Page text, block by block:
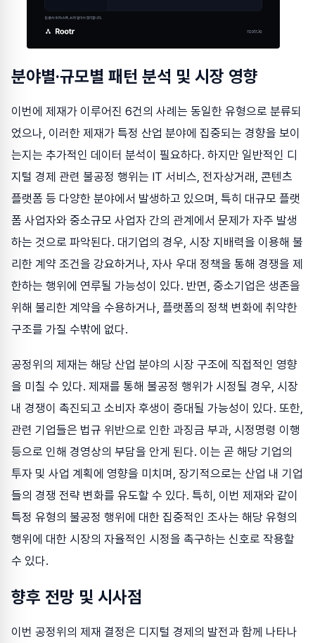
분야별·규모별 패턴 분석 및 시장 영향
이번에 제재가 이루어진 6건의 사례는 동일한 유형으로 분류되
었으나, 이러한 제재가 특정 산업 분야에 집중되는 경향을 보이
는지는 추가적인 데이터 분석이 필요하다. 하지만 일반적인 디
지털 경제 관련 불공정 행위는 IT 서비스, 전자상거래, 콘텐츠
플랫폼 등 다양한 분야에서 발생하고 있으며, 특히 대규모 플랫
폼 사업자와 중소규모 사업자 간의 관계에서 문제가 자주 발생
하는 것으로 파악된다. 대기업의 경우, 시장 지배력을 이용해 불
리한 계약 조건을 강요하거나, 자사 우대 정책을 통해 경쟁을 제
한하는 행위에 연루될 가능성이 있다. 반면, 중소기업은 생존을
위해 불리한 계약을 수용하거나, 플랫폼의 정책 변화에 취약한
구조를 가질 수밖에 없다.
공정위의 제재는 해당 산업 분야의 시장 구조에 직접적인 영향
을 미칠 수 있다. 제재를 통해 불공정 행위가 시정될 경우, 시장
내 경쟁이 촉진되고 소비자 후생이 증대될 가능성이 있다. 또한,
관련 기업들은 법규 위반으로 인한 과징금 부과, 시정명령 이행
등으로 인해 경영상의 부담을 안게 된다. 이는 곧 해당 기업의
투자 및 사업 계획에 영향을 미치며, 장기적으로는 산업 내 기업
들의 경쟁 전략 변화를 유도할 수 있다. 특히, 이번 제재와 같이
특정 유형의 불공정 행위에 대한 집중적인 조사는 해당 유형의
행위에 대한 시장의 자율적인 시정을 촉구하는 신호로 작용할
수 있다.
향후 전망 및 시사점
이번 공정위의 제재 결정은 디지털 경제의 발전과 함께 나타나